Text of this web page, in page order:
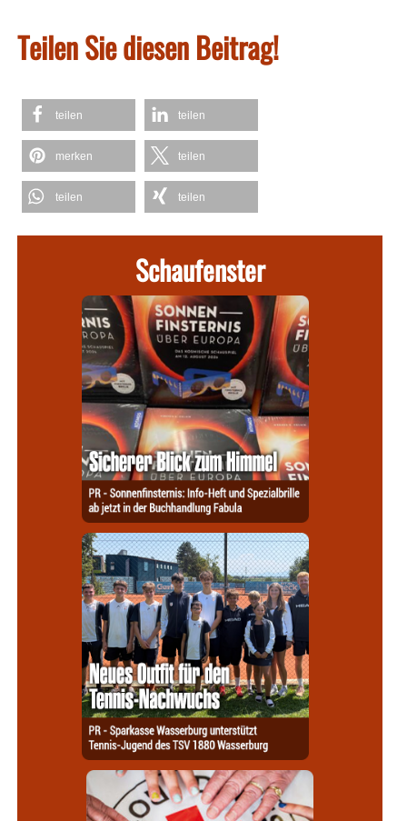
Teilen Sie diesen Beitrag!
teilen teilen
merken teilen
teilen teilen
Schaufenster